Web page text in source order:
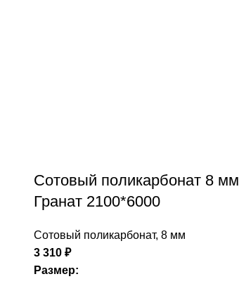
Сотовый поликарбонат 8 мм
Гранат 2100*6000
Сотовый поликарбонат, 8 мм
3 310 ₽
Размер: